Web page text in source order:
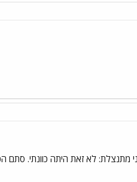
מתנצלת: לא זאת היתה כוונתי. סתם